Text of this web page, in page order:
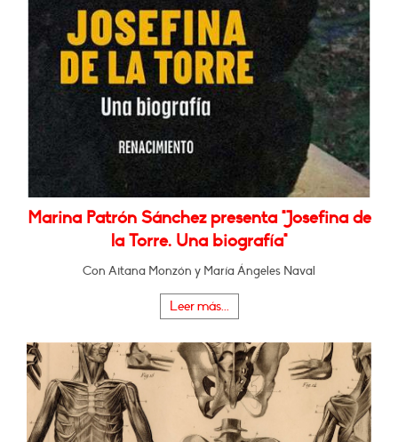
Marina Patrón Sánchez presenta "Josefina de
la Torre. Una biografía"
Con Aitana Monzón y María Ángeles Naval
Leer más...